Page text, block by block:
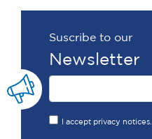
Suscribe to our
Newsletter
I accept privacy notices.